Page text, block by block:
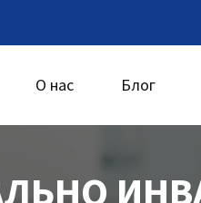
О нас Блог